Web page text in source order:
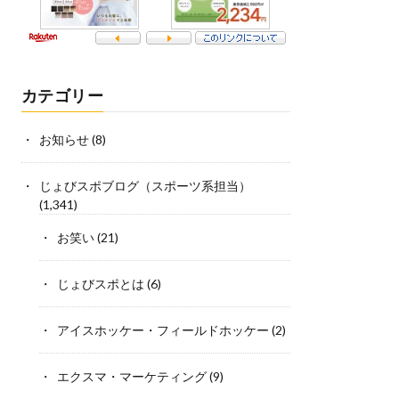
カテゴリー
お知らせ(8)
じょびスポブログ（スポーツ系担当）
(1,341)
お笑い(21)
じょびスポとは (6)
アイスホッケー・フィールドホッケー (2)
エクスマ・マーケティング(9)